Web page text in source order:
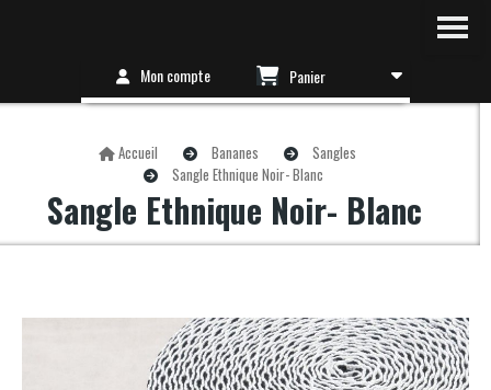
Mon compte Panier
Accueil Bananes
Sangles
Sangle Ethnique Noir- Blanc
Sangle Ethnique Noir- Blanc